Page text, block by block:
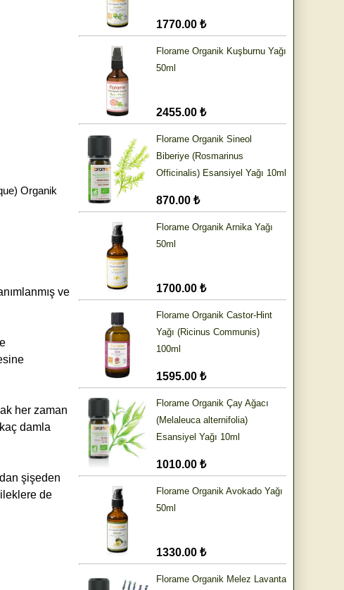
Organik
ve
her zaman
damla
şişeden
de
1770.00 ₺
Florame Organik Kuşburnu Yağı
50ml
2455.00 ₺
Florame Organik Sineol
Biberiye (Rosmarinus
Officinalis) Esansiyel Yağı 10ml
870.00 ₺
Florame Organik Arnika Yağı
50ml
1700.00 ₺
Florame Organik Castor-Hint
Yağı (Ricinus Communis)
100ml
1595.00 ₺
Florame Organik Çay Ağacı
(Melaleuca alternifolia)
Esansiyel Yağı 10ml
1010.00 ₺
Florame Organik Avokado Yağı
50ml
1330.00 ₺
Florame Organik Melez Lavanta